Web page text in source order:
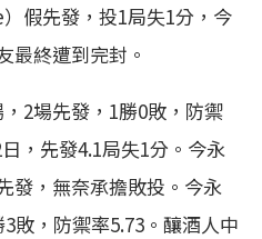
假先發，投1局失1分，今
最終遭到完封。
2場先發，1勝0敗，防禦
，先發4.1局失1分。今永
發，無奈承擔敗投。今永
敗，防禦率5.73。釀酒人中